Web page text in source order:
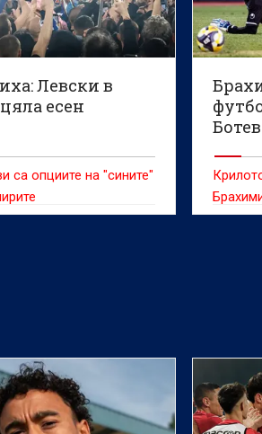
Левски в
есен
са опциите на "сините"
мрежи